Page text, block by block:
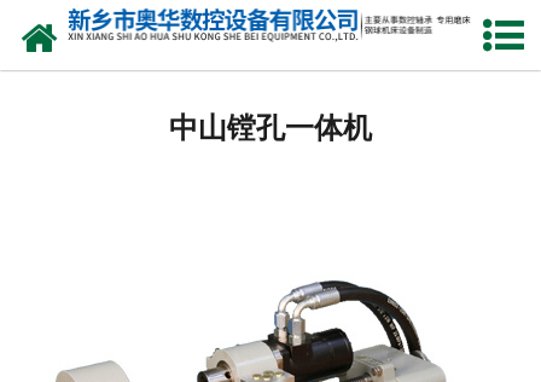
网站首页
中山钢球光球机
中山立式车床
中山镗孔一体机